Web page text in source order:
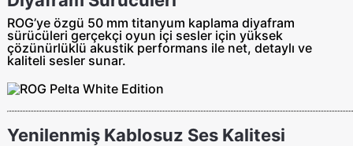
ROG’ye özgü 50 mm titanyum kaplama diyafram
sürücüleri gerçekçi oyun içi sesler için yüksek
çözünürlüklü akustik performans ile net, detaylı ve
kaliteli sesler sunar.
Yenilenmiş Kablosuz Ses Kalitesi